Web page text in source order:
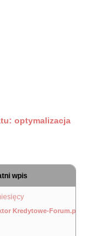
optymalizacja
wpis
Kredytowe-Forum.pl